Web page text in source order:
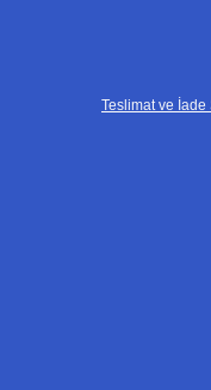
Teslimat ve İade